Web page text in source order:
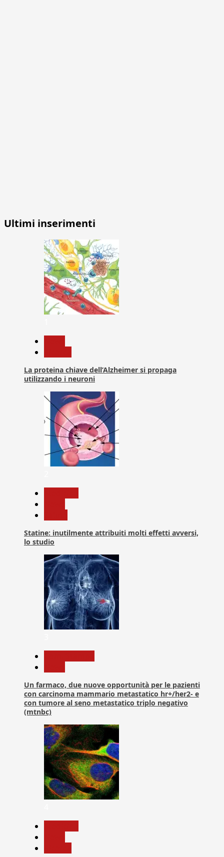
Ultimi inserimenti
La proteina chiave dell’Alzheimer si propaga
utilizzando i neuroni
Statine: inutilmente attribuiti molti effetti avversi,
lo studio
Un farmaco, due nuove opportunità per le pazienti
con carcinoma mammario metastatico hr+/her2- e
con tumore al seno metastatico triplo negativo
(mtnbc)